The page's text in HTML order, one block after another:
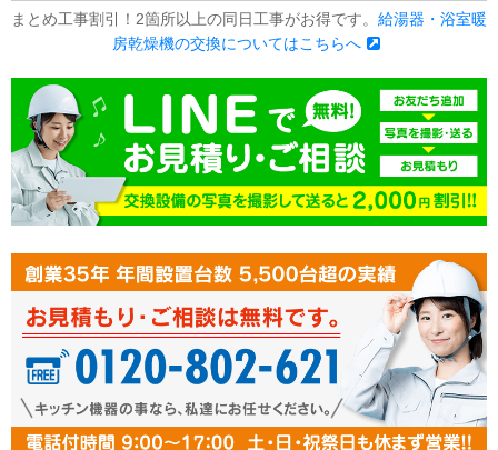
まとめ工事割引！2箇所以上の同日工事がお得です。 給湯器・浴室暖
房乾燥機の交換についてはこちらへ